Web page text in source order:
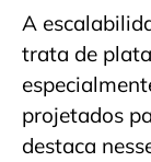
A
trata de
projetados
destaca